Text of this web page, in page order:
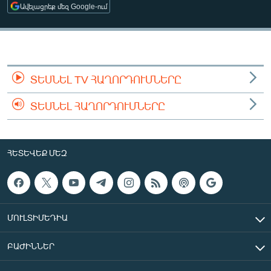
ՄԻՋԱԶԳԱՅԻՆ
ՄՇԱԿՈՒՅԹ
ՄԵԿՆԱԲԱՆՈՒԹՅՈՒՆ
ՏՏ ԵՒ ԻՆՏԵՐՆԵՏ
ԿՈՐՈՆԱՎԻՐՈՒՍ
ԱՐԽԻՎ
ԲԱՆԱՎԵՃ
ՁԳՏԵԼՈՎ ԼԱՎԱԳՈՒՅՆԻՆ
Հայերեն
Ավելացրեք մեզ Google-ում
ՏԵՍՆԵԼ TV ՀԱՂՈՐԴՈՒՄՆԵՐԸ
ՏԵՍՆԵԼ ՀԱՂՈՐԴՈՒՄՆԵՐԸ
ՀԵՏԵՎԵՔ ՄԵԶ
ՄՈՒԼՏԻՄԵԴԻԱ
ԲԱԺԻՆՆԵՐ